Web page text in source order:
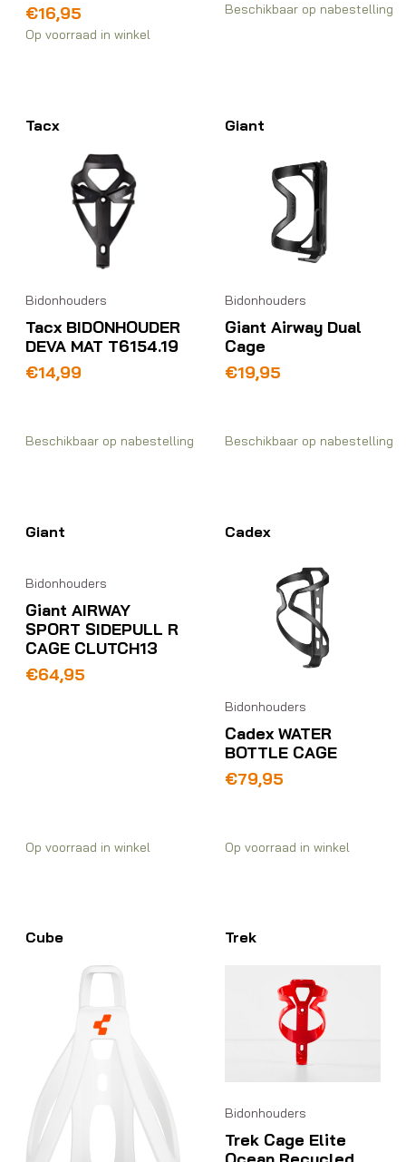
€16,95
Op voorraad in winkel
Beschikbaar op nabestelling
Tacx
Bidonhouders
Tacx BIDONHOUDER
DEVA MAT T6154.19
€14,99
Beschikbaar op nabestelling
Giant
Bidonhouders
Giant Airway Dual
Cage
€19,95
Beschikbaar op nabestelling
Giant
Bidonhouders
Giant AIRWAY
SPORT SIDEPULL R
CAGE CLUTCH13
€64,95
Op voorraad in winkel
Cadex
Bidonhouders
Cadex WATER
BOTTLE CAGE
€79,95
Op voorraad in winkel
Cube Trek
Bidonhouders
Trek Cage Elite